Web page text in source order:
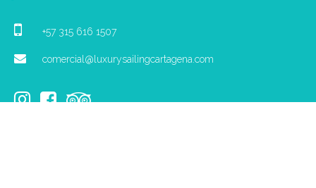
+57 315 616 1507
comercial@luxurysailingcartagena.com